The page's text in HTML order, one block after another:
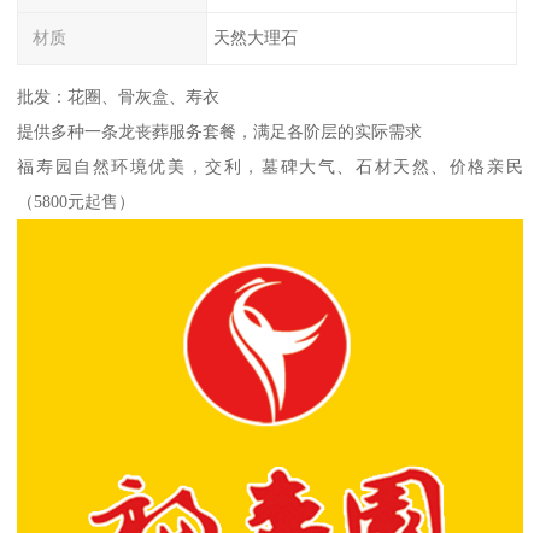
材质 天然大理石
批发：花圈、骨灰盒、寿衣
提供多种一条龙丧葬服务套餐，满足各阶层的实际需求
福寿园自然环境优美，交利，墓碑大气、石材天然、价格亲民
（5800元起售）